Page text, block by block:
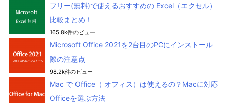
フリー(無料)で使えるおすすめの Excel（エクセル）
比較まとめ！
165.8k件のビュー
Microsoft Office 2021を2台目のPCにインストール
際の注意点
98.2k件のビュー
Mac で Office（ オフィス）は使えるの？Macに対応
Officeを選ぶ方法